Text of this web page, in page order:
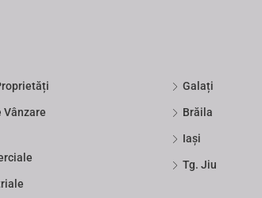
Vânzare
Galați
Brăila
Iași
Tg. Jiu